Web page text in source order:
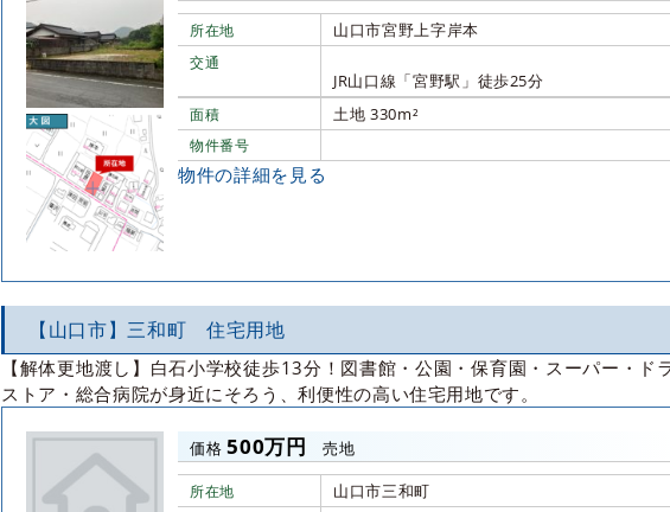
所在地 山口市宮野上字岸本
交通
JR山口線「宮野駅」徒歩25分
面積 土地 330m²
物件番号
物件の詳細を見る
【山口市】三和町 住宅用地
【解体更地渡し】白石小学校徒歩13分！図書館・公園・保育園・スーパー・ド
ストア・総合病院が身近にそろう、利便性の高い住宅用地です。
価格 500万円 売地
所在地 山口市三和町